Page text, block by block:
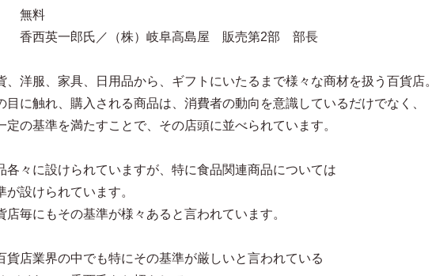
無料
西英一郎氏／（株）岐阜高島屋 販売第2部 部長
、洋服、家具、日用品から、ギフトにいたるまで様々な商材を扱う百貨店。
目に触れ、購入される商品は、消費者の動向を意識しているだけでなく、
定の基準を満たすことで、その店頭に並べられています。
各々に設けられていますが、特に食品関連商品については
が設けられています。
店毎にもその基準が様々あると言われています。
貨店業界の中でも特にその基準が厳しいと言われている